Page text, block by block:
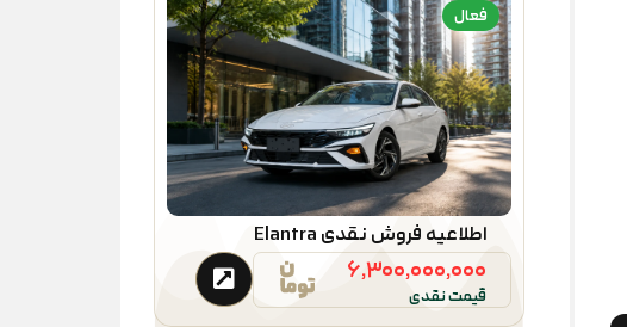
فعال
اطلاعیه فروش نقدی Elantra
۶,۳۰۰,۰۰۰,۰۰۰
قیمت نقدی